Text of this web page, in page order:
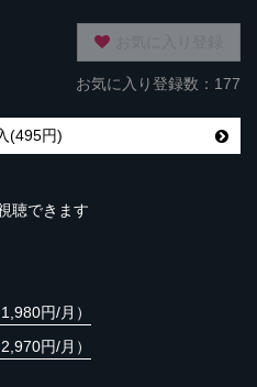
お気に入り登録数：177
(495円)
聴できます
円/月）
円/月）